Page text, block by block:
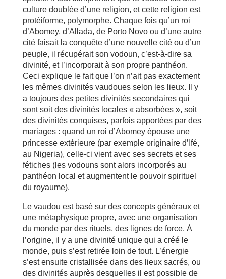
culture doublée d’une religion, et cette religion est
protéiforme, polymorphe. Chaque fois qu’un roi
d’Abomey, d’Allada, de Porto Novo ou d’une autre
cité faisait la conquête d’une nouvelle cité ou d’un
peuple, il récupérait son vodoun, c’est-à-dire sa
divinité, et l’incorporait à son propre panthéon.
Ceci explique le fait que l’on n’ait pas exactement
les mêmes divinités vaudoues selon les lieux. Il y
a toujours des petites divinités secondaires qui
sont soit des divinités locales « absorbées », soit
des divinités conquises, parfois apportées par des
mariages : quand un roi d’Abomey épouse une
princesse extérieure (par exemple originaire d’Ifé,
au Nigeria), celle-ci vient avec ses secrets et ses
fétiches (les vodouns sont alors incorporés au
panthéon local et augmentent le pouvoir spirituel
du royaume).
Le vaudou est basé sur des concepts généraux et
une métaphysique propre, avec une organisation
du monde par des rituels, des lignes de force. À
l’origine, il y a une divinité unique qui a créé le
monde, puis s’est retirée loin de tout. L’énergie
s’est ensuite cristallisée dans des lieux sacrés, ou
des divinités auprès desquelles il est possible de